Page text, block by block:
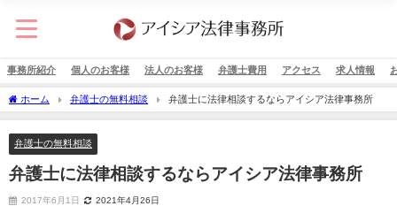
事務所紹介 個人のお客様 法人のお客様 弁護士費用 アクセス 求人情報
ホーム 弁護士の無料相談 弁護士に法律相談するならアイシア法律事務所
弁護士の無料相談
弁護士に法律相談するならアイシア法律事務所
2017年6月1日 2021年4月26日